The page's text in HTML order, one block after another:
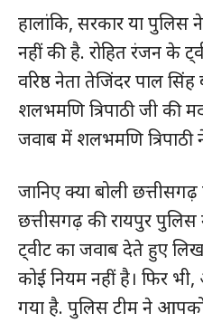
हालांकि, सरकार या पुलिस
नहीं की है. रोहित रंजन के
वरिष्ठ नेता तेजिंदर पाल
शलभमणि त्रिपाठी जी की
जवाब में शलभमणि त्रिपाठी
जानिए क्या बोली
छत्तीसगढ़ की रायपुर
ट्वीट का जवाब देते हुए
कोई नियम नहीं है। फिर
गया है. पुलिस टीम ने आपको